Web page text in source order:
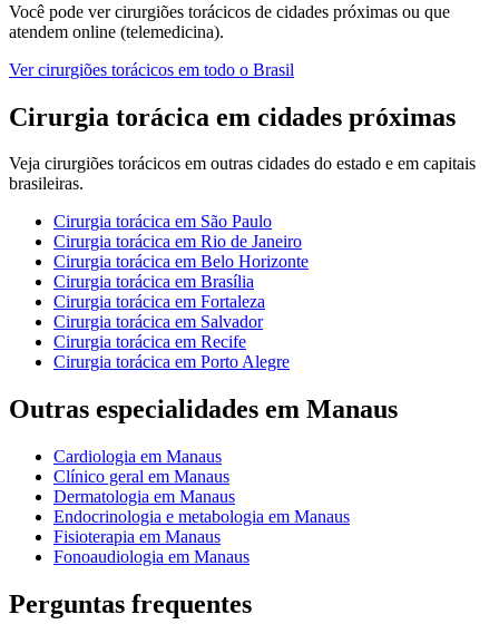
Você pode vercirurgiões torácicos de cidades próximas ou que
atendem online (telemedicina).
Vercirurgiões torácicos em todo o Brasil
Cirurgia torácica em cidades próximas
Veja cirurgiões torácicos em outras cidades do estado e em capitais
brasileiras.
Cirurgia torácica em São Paulo
Cirurgia torácica em Rio de Janeiro
Cirurgia torácica em Belo Horizonte
Cirurgia torácica em Brasília
Cirurgia torácica em Fortaleza
Cirurgia torácica em Salvador
Cirurgia torácica em Recife
Cirurgia torácica em Porto Alegre
Outras especialidades em Manaus
Cardiologia em Manaus
Clínico geral em Manaus
Dermatologia em Manaus
Endocrinologia e metabologia em Manaus
Fisioterapia em Manaus
Fonoaudiologia em Manaus
Perguntas frequentes